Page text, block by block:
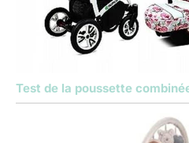
Test de la poussette